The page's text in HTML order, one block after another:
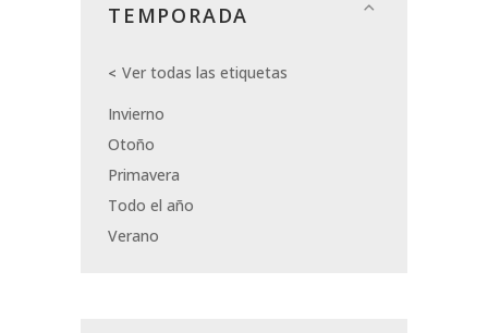
TEMPORADA
Ver todas las etiquetas
Invierno
Otoño
Primavera
Todo el año
Verano